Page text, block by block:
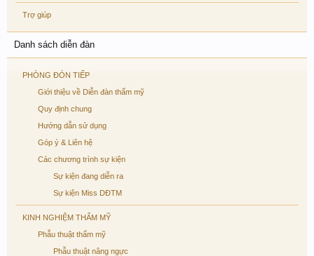
Trợ giúp
Danh sách diễn đàn
PHÒNG ĐÓN TIẾP
Giới thiệu về Diễn đàn thẩm mỹ
Quy định chung
Hướng dẫn sử dụng
Góp ý & Liên hệ
Các chương trình sự kiện
Sự kiện đang diễn ra
Sự kiện Miss DĐTM
KINH NGHIỆM THẨM MỸ
Phẫu thuật thẩm mỹ
Phẫu thuật nâng ngực